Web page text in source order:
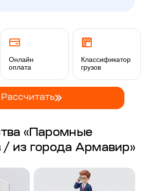
Онлайн
оплата
Классификатор
грузов
Рассчитать
«Паромные
/ из города Армавир»